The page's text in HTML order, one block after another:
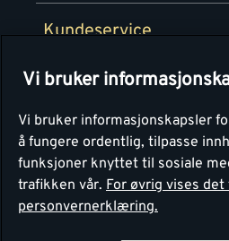
Kundeservice
Montér
Vi bruker
Vi bruker informasjonskapsler
å fungere ordentlig, tilpasse
funksjoner knyttet til sosiale
trafikken vår. For øvrig vises
personvernerklæring.